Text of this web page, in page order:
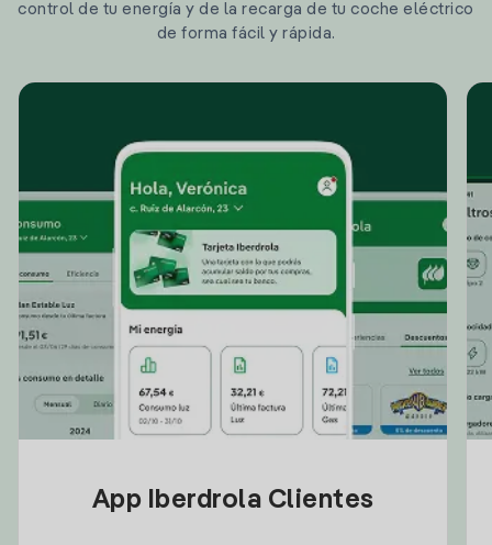
control de tu energía y de la recarga de tu coche eléctrico
de forma fácil y rápida.
App Iberdrola Clientes